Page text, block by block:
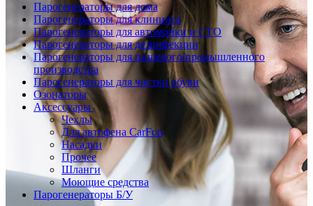
Парогенераторы для дома
Парогенераторы для клининга
Парогенераторы для автомойки и СТО
Парогенераторы для дезинфекции
Парогенераторы для пищевого/промышленного
производства
Парогенераторы для чистки обуви
Озонаторы
Аксессуары
Чехлы
Для автофена CarFon
Насадки
Прочее
Шланги
Моющие средства
Парогенераторы Б/У